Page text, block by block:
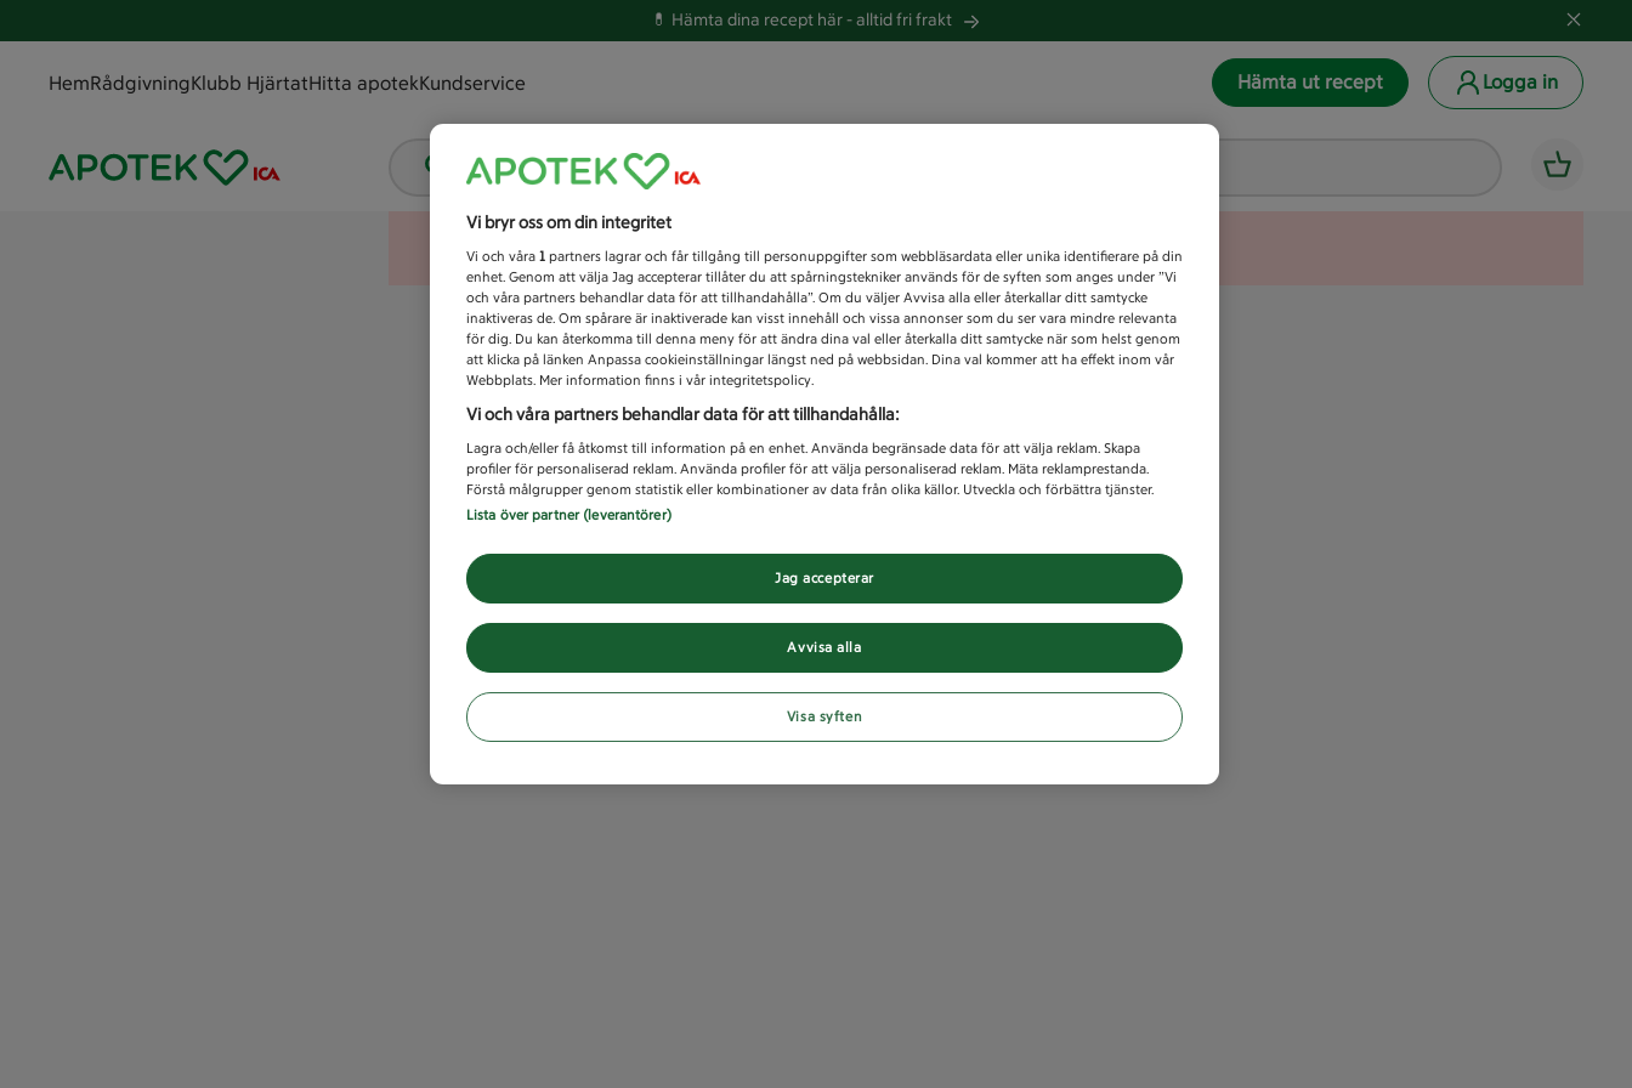
💊 Hämta dina recept här -alltid fri frakt
HemRådgivningKlubb HjärtatHitta apotekKundservice Hämta ut recept Logga in
Vad letar du efter idag?
Unknown error
Vi bryr oss om din integritet
Vi och våra 1 partners lagrar och får tillgång till personuppgifter som webbläsardata eller unika identifierare på din
enhet. Genom att välja Jag accepterar tillåter du att spårningstekniker används för de syften som anges under ”Vi
och våra partners behandlar data för att tillhandahålla”. Om du väljer Avvisa alla eller återkallar ditt samtycke
inaktiveras de. Om spårare är inaktiverade kan visst innehåll och vissa annonser som du ser vara mindre relevanta
för dig. Du kan återkomma till denna meny för att ändra dina val eller återkalla ditt samtycke när som helst genom
att klicka på länken Anpassa cookieinställningar längst ned på webbsidan. Dina val kommer att ha effekt inom vår
Webbplats. Mer information finns i vår integritetspolicy.
Vi och våra partners behandlar data för att tillhandahålla:
Lagra och/eller få åtkomst till information på en enhet. Använda begränsade data för att välja reklam. Skapa
profiler för personaliserad reklam. Använda profiler för att välja personaliserad reklam. Mäta reklamprestanda.
Förstå målgrupper genom statistik eller kombinationer av data från olika källor. Utveckla och förbättra tjänster.
Lista över partner (leverantörer)
Avvisa alla
Jag accepterar
Visa syften